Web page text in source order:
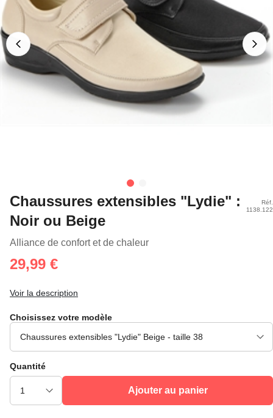
Chaussures extensibles "Lydie" :
Noir ou Beige
Alliance de confort et de chaleur
Réf.
1138.122
29,99 €
Voir la description
Choisissez votre modèle
Quantité
Ajouter au panier